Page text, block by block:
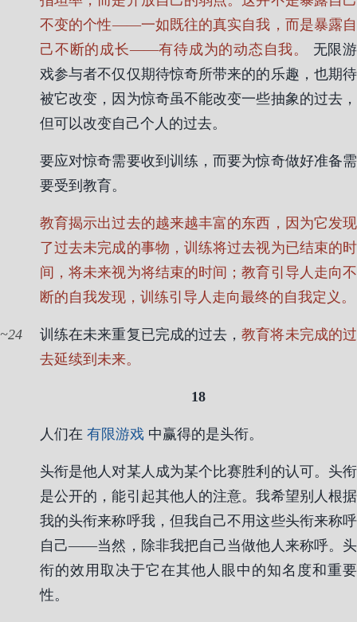
不变的个性——一如既往的真实自我，而是暴露自
己不断的成长——有待成为的动态自我。
无限游
戏参与者不仅仅期待惊奇所带来的的乐趣，也期待
被它改变，因为惊奇虽不能改变一些抽象的过去，
但可以改变自己个人的过去。
要应对惊奇需要收到训练，而要为惊奇做好准备需
要受到教育。
教育揭示出过去的越来越丰富的东西，因为它发现
了过去未完成的事物，训练将过去视为已结束的时
间，将未来视为将结束的时间；教育引导人走向不
断的自我发现，训练引导人走向最终的自我定义。
24 训练在未来重复已完成的过去，教育将未完成的过
去延续到未来。
18
人们在 有限游戏 中赢得的是头衔。
头衔是他人对某人成为某个比赛胜利的认可。头衔
是公开的，能引起其他人的注意。我希望别人根据
我的头衔来称呼我，但我自己不用这些头衔来称呼
自己——当然，除非我把自己当做他人来称呼。头
衔的效用取决于它在其他人眼中的知名度和重要
性。